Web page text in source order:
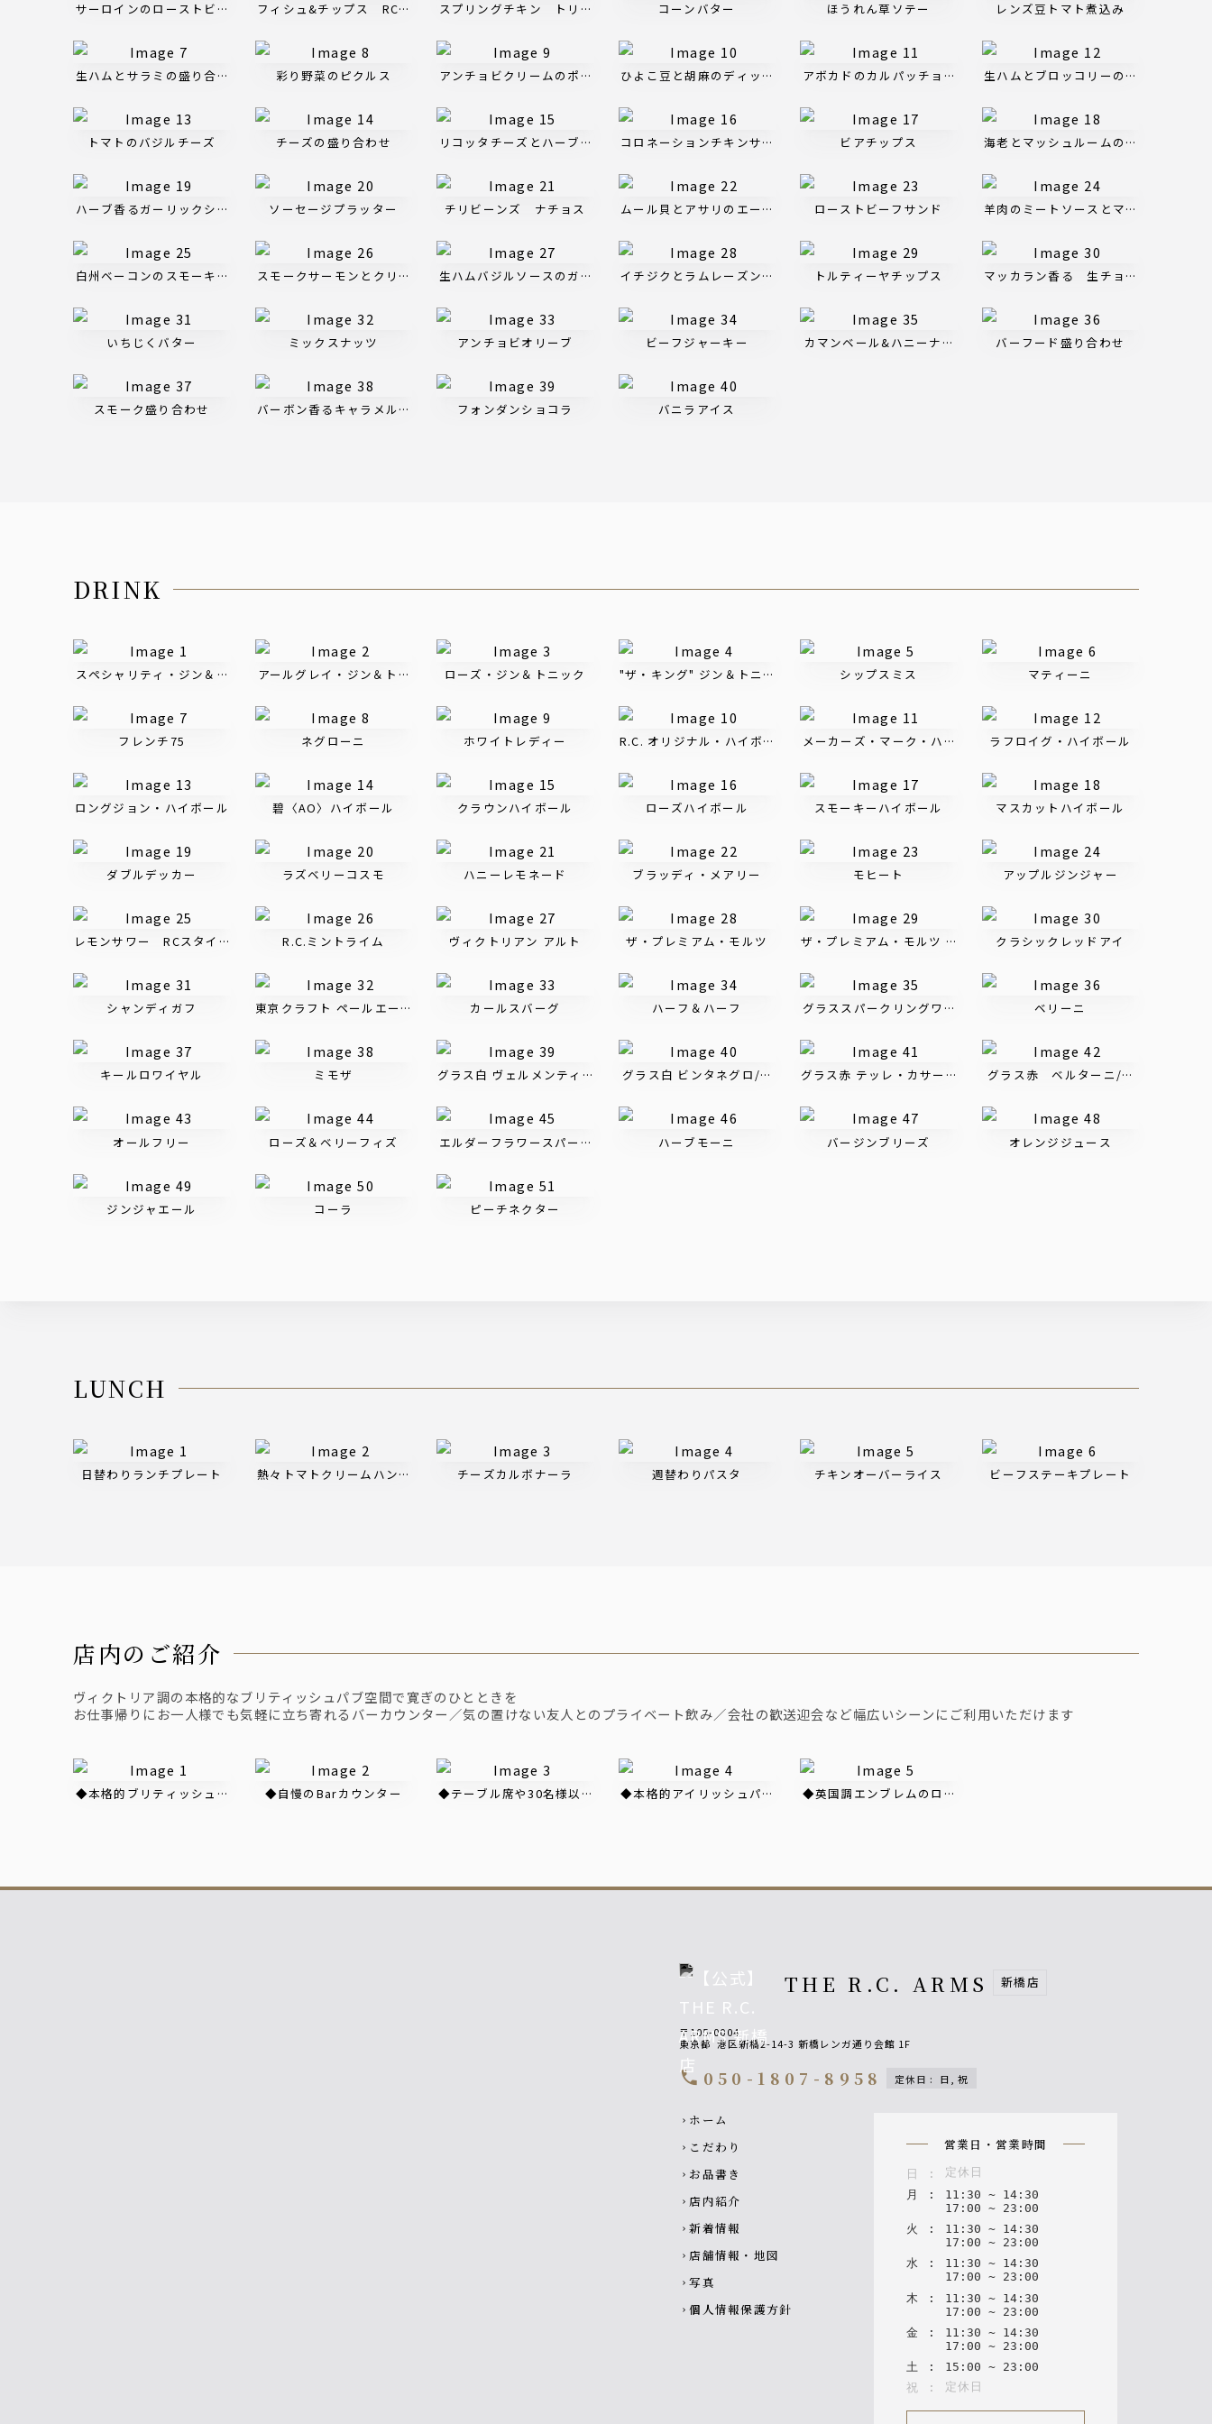
サーロインのローストビーフ フィシュ&チップス RCスタイルスプリングチキン トリュフ香るキノコソース
コーンバター ほうれん草ソテー レンズ豆トマト煮込み
生ハムとサラミの盛り合わせ 彩り野菜のピクルス アンチョビクリームのポテトサラダひよこ豆と胡麻のディップ フムスアボカドのカルパッチョ モーリョソース生ハムとブロッコリーのマリネ
トマトのバジルチーズ チーズの盛り合わせ リコッタチーズとハーブのサラダコロネーションチキンサラダ ビアチップス 海老とマッシュルームのアヒージョ
ハーブ香るガーリックシュリンプ ソーセージプラッター チリビーンズ ナチョス ムール貝とアサリのエール蒸し ローストビーフサンド 羊肉のミートソースとマッシュポテト
白州ベーコンのスモーキーピザ スモークサーモンとクリームチーズのピザ生ハムバジルソースのガーデンピザイチジクとラムレーズンのチーズディップトルティーヤチップス マッカラン香る 生チョコレート
いちじくバター ミックスナッツ アンチョビオリーブ ビーフジャーキー カマンベール&ハニーナッツ バーフード盛り合わせ
スモーク盛り合わせ バーボン香るキャラメルプリン フォンダンショコラ バニラアイス
DRINK
スペシャリティ・ジン＆トニックアールグレイ・ジン＆トニック ローズ・ジン＆トニック "ザ・キング" ジン＆トニック シップスミス マティーニ
フレンチ75 ネグローニ ホワイトレディー R.C. オリジナル・ハイボール メーカーズ・マーク・ハイボールラフロイグ・ハイボール
ロングジョン・ハイボール 碧〈AO〉ハイボール クラウンハイボール ローズハイボール スモーキーハイボール マスカットハイボール
ダブルデッカー ラズベリーコスモ ハニーレモネード ブラッディ・メアリー モヒート アップルジンジャー
レモンサワー RCスタイル R.C.ミントライム ヴィクトリアン アルト ザ・プレミアム・モルツ ザ・プレミアム・モルツ 黒 クラシックレッドアイ
シャンディガフ 東京クラフト ペールエール カールスバーグ ハーフ＆ハーフ グラススパークリングワイン ベリーニ
キールロワイヤル ミモザ グラス白 ヴェルメンティーノ・ディ・サルディーニャ
グラス白 ビンタネグロ/ブランコグラス赤 テッレ・カサーリ・モンテプルチアーノ・ダブルッツォ
グラス赤 ベルターニ/ヴァルポリチ
オールフリー ローズ＆ベリーフィズ エルダーフラワースパークル ハーブモーニ バージンブリーズ オレンジジュース
ジンジャエール コーラ ピーチネクター
LUNCH
日替わりランチプレート 熱々トマトクリームハンバーグ チーズカルボナーラ 週替わりパスタ チキンオーバーライス ビーフステーキプレート
店内のご紹介
ヴィクトリア調の本格的なブリティッシュパブ空間で寛ぎのひとときを
お仕事帰りにお一人様でも気軽に立ち寄れるバーカウンター／気の置けない友人とのプライベート飲み／会社の歓送迎会など幅広いシーンにご利用いただけます
◆本格的ブリティッシュ様式 ◆自慢のBarカウンター ◆テーブル席や30名様以上でご利用いただける個室等、様々なお席をご用意しております
◆本格的アイリッシュパブ風のクラッシックな外観
◆英国調エンブレムのロゴ看板が目印
THE R.C. ARMS 新橋店
〒105-0004
東京都 港区新橋2-14-3 新橋レンガ通り会館 1F
call 050-1807-8958 定休日 : 日, 祝
Footer navigation
chevron_right ホーム
chevron_right こだわり
chevron_right お品書き
chevron_right 店内紹介
chevron_right 新着情報
chevron_right 店舗情報・地図
chevron_right 写真
chevron_right 個人情報保護方針
営業日・営業時間
日 :
定休日
月
: 11 : 30 ~ 14: 30
17 : 00 ~ 23 : 00
火
: 11 : 30 ~ 14: 30
17 : 00 ~ 23 : 00
水 : 11 : 30 ~ 14: 30
17 : 00 ~ 23 : 00
木
: 11 : 30 ~ 14: 30
17 : 00 ~ 23 : 00
金
: 11 : 30 ~ 14: 30
17 : 00 ~ 23 : 00
土
: 15 : 00 ~ 23 : 00
祝 : 定休日